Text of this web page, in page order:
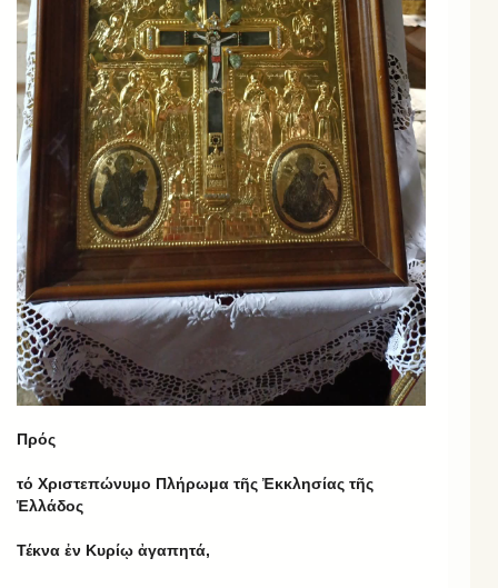
Πρός
τό Χριστεπώνυμο Πλήρωμα τῆς Ἐκκλησίας τῆς
Ἑλλάδος
Τέκνα ἐν Κυρίῳ ἀγαπητά,